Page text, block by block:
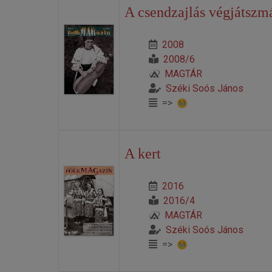
A csendzajlás
2008
2008/6
MAGTÁR
Széki Soós János
=>
A kert
2016
2016/4
MAGTÁR
Széki Soós János
=>